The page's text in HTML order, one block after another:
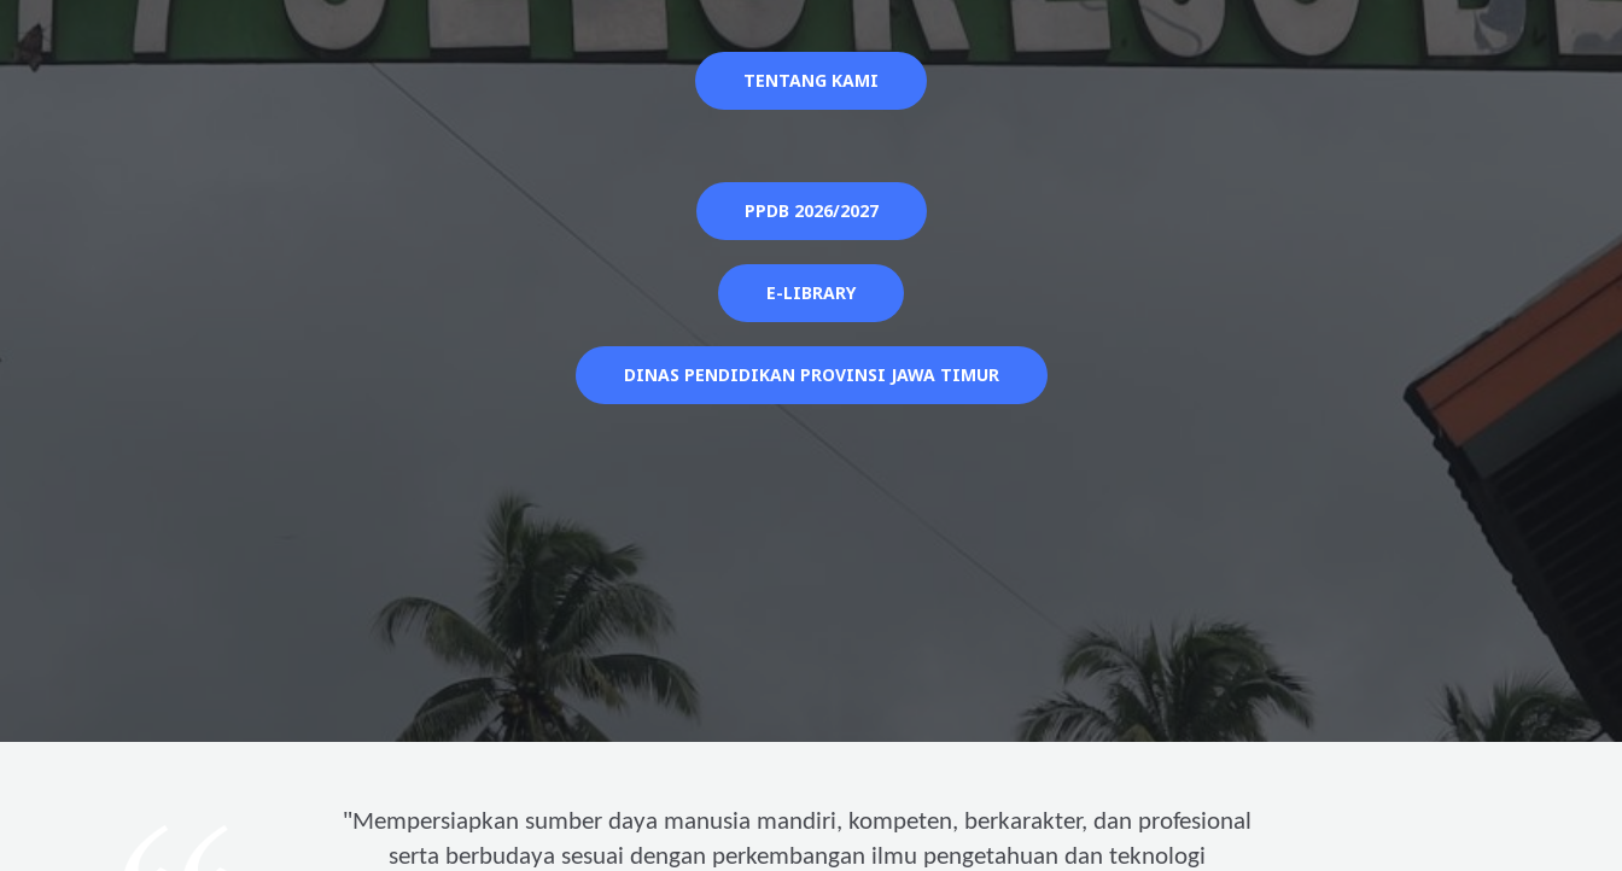
TENTANG KAMI
PPDB 2026/2027
E-LIBRARY
DINAS PENDIDIKAN PROVINSI JAWA TIMUR
"Mempersiapkan sumber daya manusia mandiri, kompeten, berkarakter, dan profesional
serta berbudaya sesuai dengan perkembangan ilmu pengetahuan dan teknologi